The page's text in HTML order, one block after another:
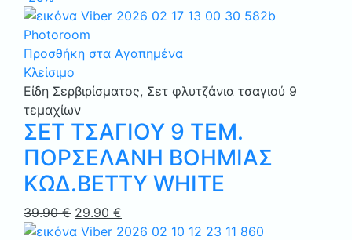
Προσθήκη στα Αγαπημένα
Κλείσιμο
Είδη Σερβιρίσματος, Σετ φλυτζάνια τσαγιού 9
τεμαχίων
ΣΕΤ ΤΣΑΓΙΟΥ 9 ΤΕΜ.
ΠΟΡΣΕΛΑΝΗ ΒΟΗΜΙΑΣ
ΚΩΔ.BETTY WHITE
39.90€ Original
price
29.90 €
τρέχουσα